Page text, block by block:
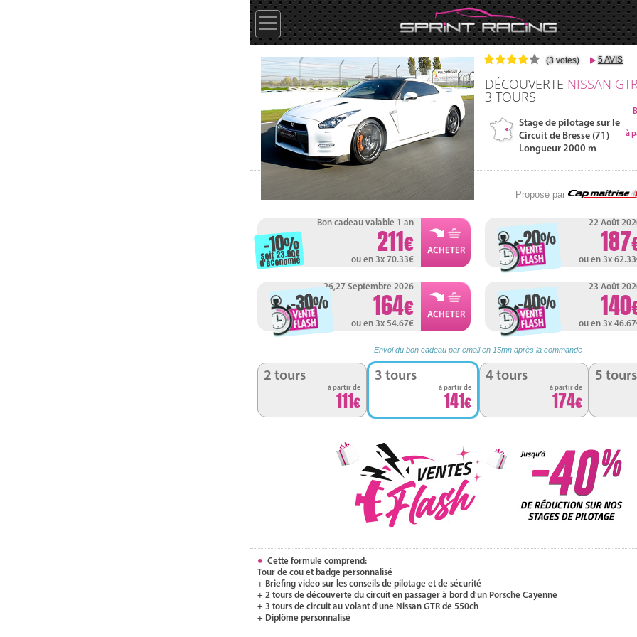
DÉCOUVERTE NISSAN GTR
3 TOURS
(3 votes) 5 AVIS
à
Stage de pilotage sur le
Circuit de Bresse (71)
Longueur 2000 m
Proposé par
Bon cadeau valable 1 an
211
ou en 3x 70.33
-10%
soit 23.90
d'économie
22 Août
187
ou en 3x
-20%
26,27 Septembre 2026
164
ou en 3x 54.67
-30%
23 Août
140
ou en 3x
-40%
Envoi du bon cadeau par email en 15mn après la commande
2 tours
à partir de
111
3 tours
à partir de
141
4 tours
à partir de
174
5 tours
Cette formule comprend:
Tour de cou et badge personnalisé
+ Briefing video sur les conseils de pilotage et de sécurité
+ 2 tours de découverte du circuit en passager à bord d'un Porsche Cayenne
+ 3 tours de circuit au volant d'une Nissan GTR de 550ch
+ Diplôme personnalisé